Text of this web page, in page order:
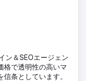
ン＆SEOエージェン
格で透明性の高いマ
条としています。